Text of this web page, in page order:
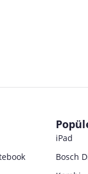
iPad
Bosch